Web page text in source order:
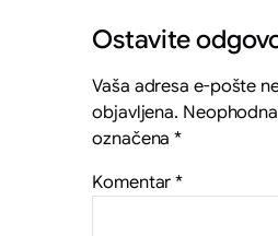
Ostavite
Vaša adresa e-pošte
objavljena.
označena*
Komentar*